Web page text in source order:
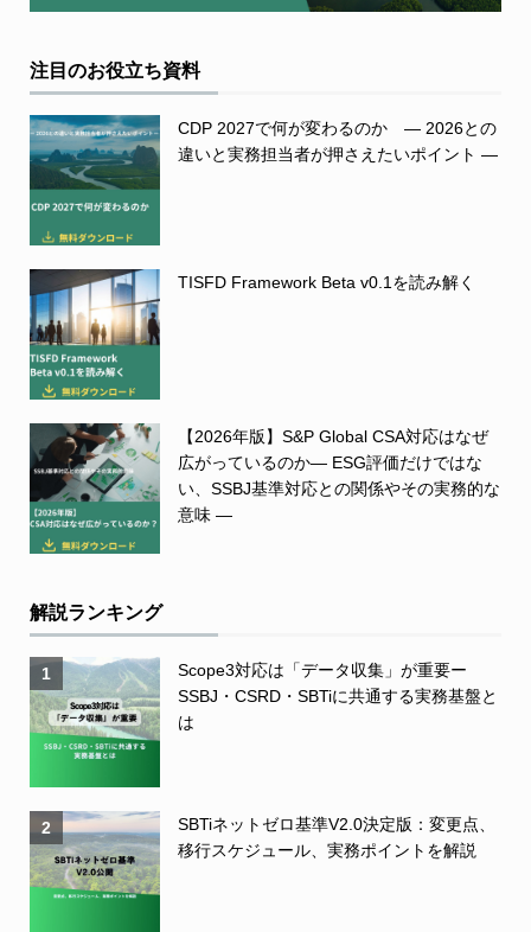
注目のお役立ち資料
CDP 2027で何が変わるのか ― 2026との
違いと実務担当者が押さえたいポイント ―
TISFD Framework Beta v0.1を読み解く
【2026年版】S&P Global CSA対応はなぜ
広がっているのか― ESG評価だけではな
い、SSBJ基準対応との関係やその実務的な
意味 ―
解説ランキング
1
Scope3対応は「データ収集」が重要ー
SSBJ・CSRD・SBTiに共通する実務基盤と
は
2
SBTiネットゼロ基準V2.0決定版：変更点、
移行スケジュール、実務ポイントを解説